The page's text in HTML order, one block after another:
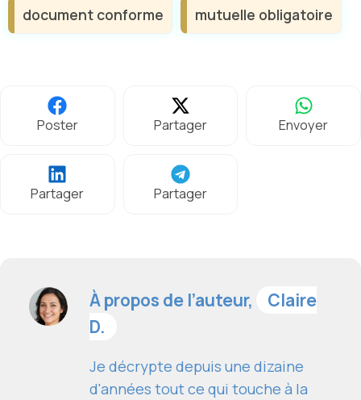
document conforme mutuelle obligatoire
Poster Partager Envoyer
Partager Partager
À propos de l’auteur,
Claire
D.
Je décrypte depuis une dizaine
d'années tout ce qui touche à la